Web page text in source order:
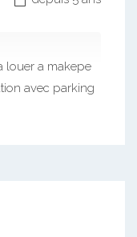
louer a makepe
avec parking